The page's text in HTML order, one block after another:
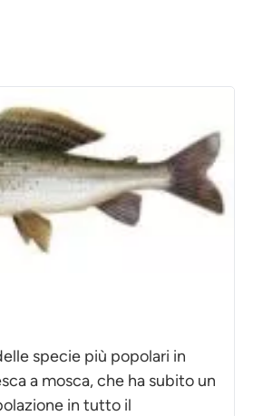
specie più popolari in
a mosca, che ha subito un
in tutto il